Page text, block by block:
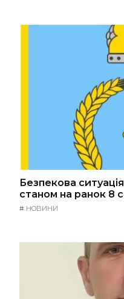
Безпекова
станом на ранок 8
# НОВИНИ